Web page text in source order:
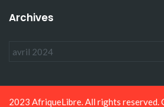
Archives
2023 AfriqueLibre. All rights reserved.